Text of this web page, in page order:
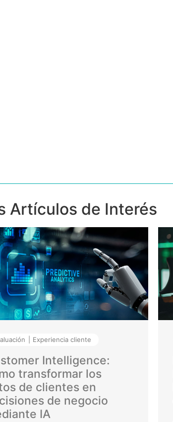
Artículos de Interés
Experiencia cliente
Intelligence:
transformar los
de clientes en
de negocio
IA